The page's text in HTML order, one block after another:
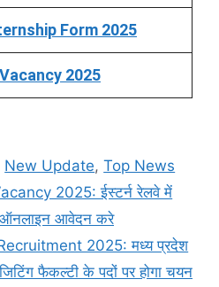
Form 2025
2025
New Update,Top News
2025: ईस्टर्न रेलवे में
ऑनलाइन आवेदन करे
2025: मध्य प्रदेश
फैकल्टी के पदों पर होगा चयन